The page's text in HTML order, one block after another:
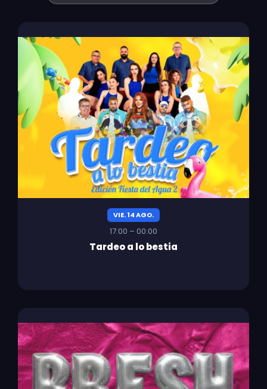
VIE. 14 AGO.
17:00 – 00:00
Tardeo a lo bestia